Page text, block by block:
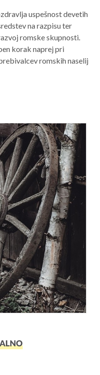
uspešnost devetih
na razpisu ter
romske skupnosti.
korak naprej pri
romskih naselij